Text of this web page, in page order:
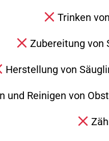
Trinken
Zubereitung von
Herstellung von
und Reinigen von